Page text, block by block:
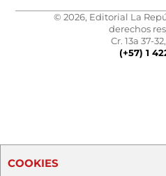
© 2026, Editorial La
derechos
Cr. 13a 37-
(+57) 1
COOKIES